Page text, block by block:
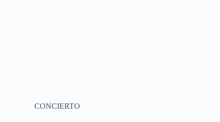
CONCIERTO